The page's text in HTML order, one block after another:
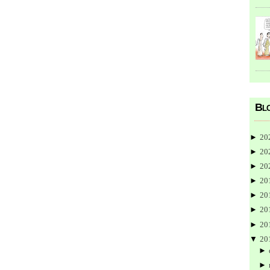
►
►
►
►
►
►
►
▼
►
►